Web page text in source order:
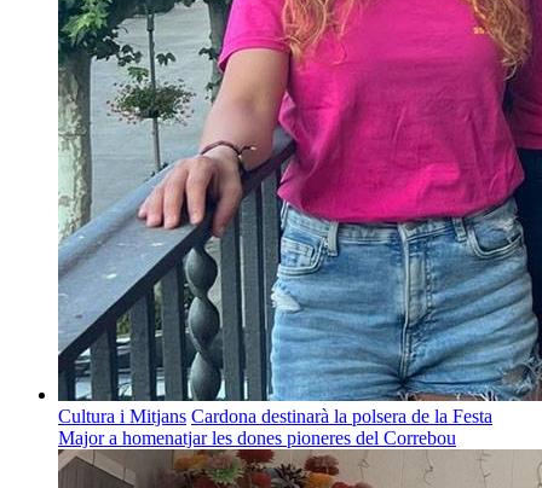
Cultura i Mitjans Cardona destinarà la polsera de la Festa
Major a homenatjar les dones pioneres del Correbou